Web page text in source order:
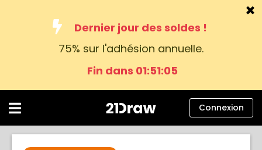
Dernier jour des soldes !
75% sur l'adhésion annuelle.
Fin dans 01:51:04
Aide
Connexion